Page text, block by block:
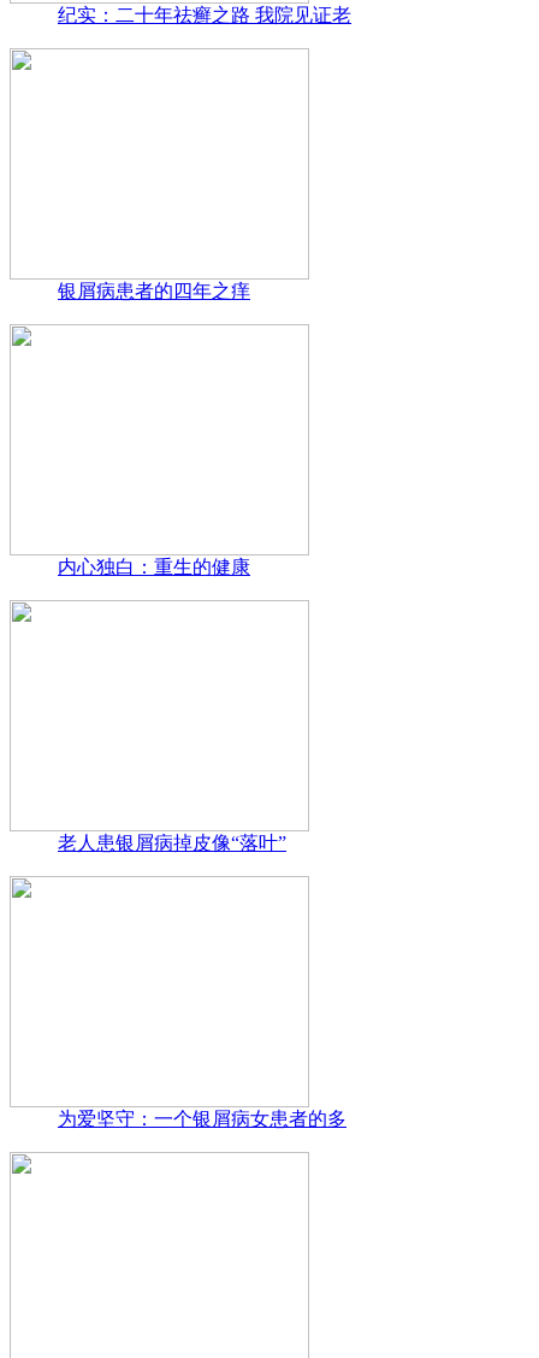
纪实：二十年祛癣之路 我院见证老
银屑病患者的四年之痒
内心独白：重生的健康
老人患银屑病掉皮像“落叶”
为爱坚守：一个银屑病女患者的多